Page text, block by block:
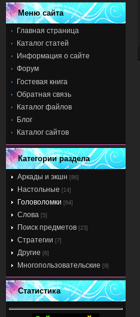
Меню сайта
Главная страница
Каталог статей
Информация о сайте
Форум
Гостевая книга
Обратная связь
Каталог файлов
Блог
Каталог сайтов
Категории раздела
Аркады и экшн [86]
Настольные [14]
Головоломки [64]
Слова [5]
Поиск предметов [23]
Стратегии [7]
Другие [6]
Многопользовательские [9]
Статистика